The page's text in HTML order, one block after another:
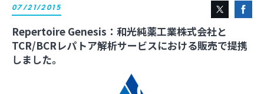
07/21/2015
Repertoire Genesis：和光純薬工業株式会社と
TCR/BCRレパトア解析サービスにおける販売で提携
しました。